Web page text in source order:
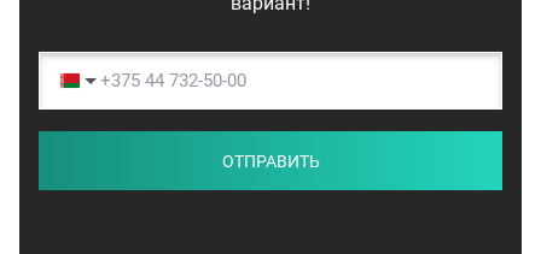
ОТПРАВИТЬ